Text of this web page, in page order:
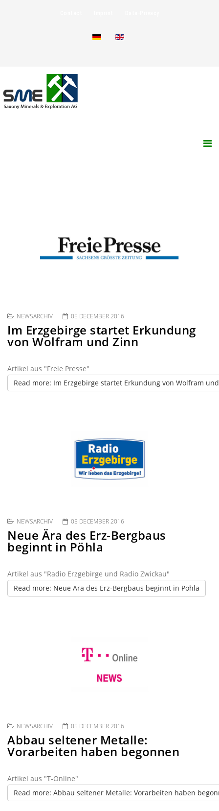
NEWSARCHIV 05 DECEMBER 2016
Im Erzgebirge startet Erkundung
von Wolfram und Zinn
Artikel aus "Freie Presse"
Read more: Im Erzgebirge startet Erkundung von Wolfram
NEWSARCHIV 05 DECEMBER 2016
Neue Ära des Erz-Bergbaus
beginnt in Pöhla
Artikel aus "Radio Erzgebirge und Radio Zwickau"
Read more: Neue Ära des Erz-Bergbaus beginnt in Pöhla
NEWSARCHIV 05 DECEMBER 2016
Abbau seltener Metalle:
Vorarbeiten haben begonnen
Artikel aus "T-Online"
Read more: Abbau seltener Metalle: Vorarbeiten haben